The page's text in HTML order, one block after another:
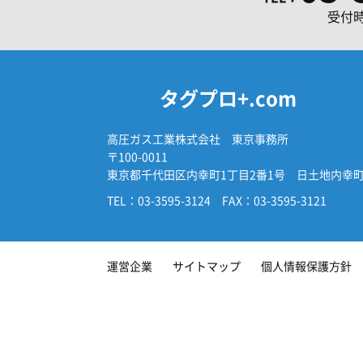
受付
タグプロ+.com
高圧ガス工業株式会社 東京事務所
〒100-0011
東京都千代田区内幸町1丁目2番1号 日土地内幸
TEL：03-3595-3124 FAX：03-3595-3121
運営企業 サイトマップ 個人情報保護方針